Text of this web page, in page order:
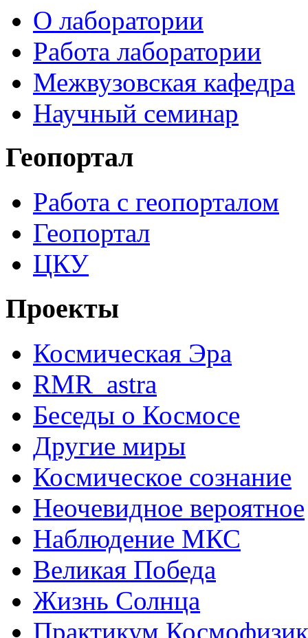
О лаборатории
Работа лаборатории
Межвузовская кафедра
Научный семинар
Геопортал
Работа с геопорталом
Геопортал
ЦКУ
Проекты
Космическая Эра
RMR_astra
Беседы о Космосе
Другие миры
Космическое сознание
Неочевидное вероятное
Наблюдение МКС
Великая Победа
Жизнь Солнца
Практикум